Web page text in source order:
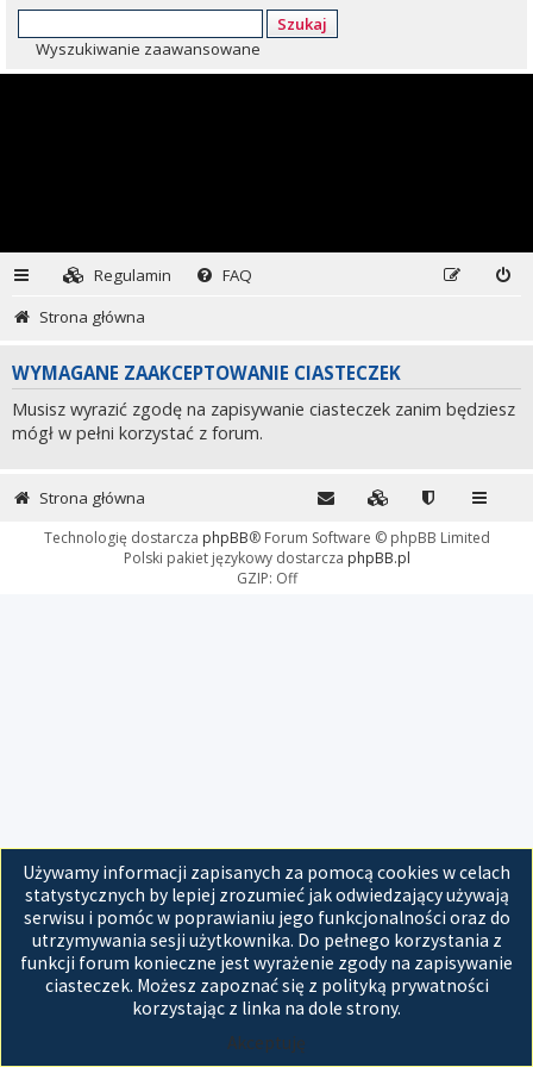
Szukaj
Wyszukiwanie zaawansowane
Regulamin
FAQ
Strona główna
WYMAGANE ZAAKCEPTOWANIE CIASTECZEK
Musisz wyrazić zgodę na zapisywanie ciasteczek zanim będziesz
mógł w pełni korzystać z forum.
Używamy informacji zapisanych za pomocą cookies w celach
statystycznych by lepiej zrozumieć jak odwiedzający używają
serwisu i pomóc w poprawianiu jego funkcjonalności oraz do
utrzymywania sesji użytkownika. Do pełnego korzystania z
funkcji forum konieczne jest wyrażenie zgody na zapisywanie
ciasteczek. Możesz zapoznać się z polityką prywatności
korzystając z linka na dole strony.
Akceptuję
Strona główna
Technologię dostarcza phpBB® Forum Software © phpBB Limited
Polski pakiet językowy dostarcza phpBB.pl
GZIP: Off